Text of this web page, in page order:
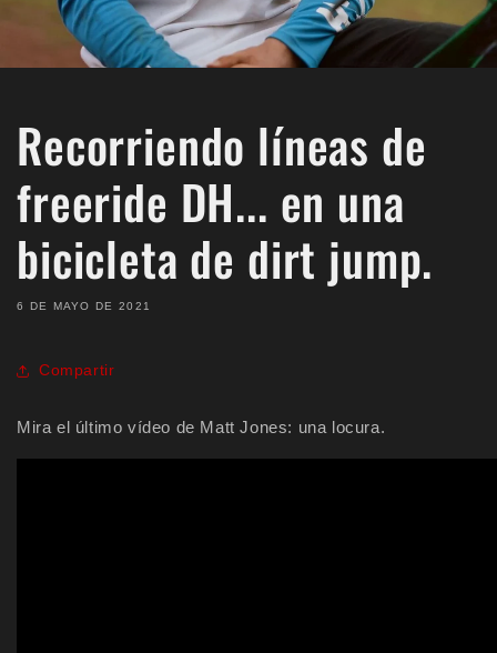
Recorriendo líneas de
freeride DH... en una
bicicleta de dirt jump.
6 DE MAYO DE 2021
Compartir
Mira el último vídeo de Matt Jones: una locura.